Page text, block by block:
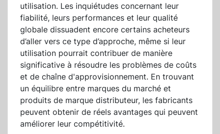
utilisation. Les inquiétudes concernant leur
fiabilité, leurs performances et leur qualité
globale dissuadent encore certains acheteurs
d’aller vers ce type d’approche, même si leur
utilisation pourrait contribuer de manière
significative à résoudre les problèmes de coûts
et de chaîne d'approvisionnement. En trouvant
un équilibre entre marques du marché et
produits de marque distributeur, les fabricants
peuvent obtenir de réels avantages qui peuvent
améliorer leur compétitivité.